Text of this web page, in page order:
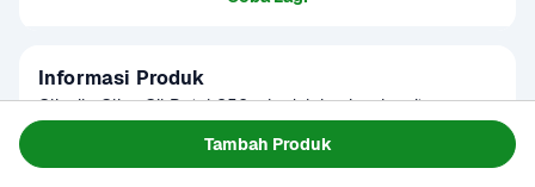
Tambah Produk
Informasi Produk
Olivoila Olive Oil Botol 250 ml adalah minyak zaitun
manfaat luar biasa untuk kesehatan tubuh, kulit, dan